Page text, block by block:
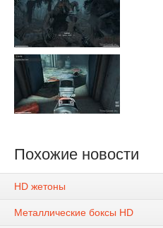
Похожие новости
HD жетоны
Металлические боксы HD